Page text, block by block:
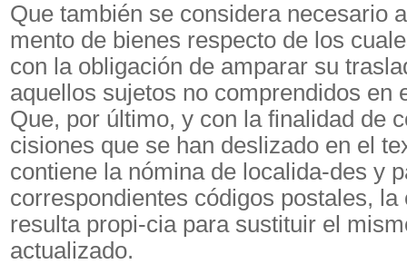
Que también se considera necesario
mento de bienes respecto de los
con la obligación de amparar su
aquellos sujetos no comprendidos en
Que, por último, y con la finalidad de
cisiones que se han deslizado en el
contiene la nómina de localida-des y
correspondientes códigos postales, la
resulta propi-cia para sustituir el
actualizado.